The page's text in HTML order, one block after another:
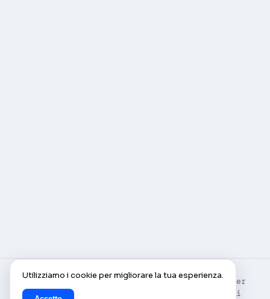
© AlleCam 2016–2026 — Il tuo pass virtuale per
l'Europa: scopri con le webcam in diretta di
Utilizziamo i cookie per migliorare la tua esperienza.